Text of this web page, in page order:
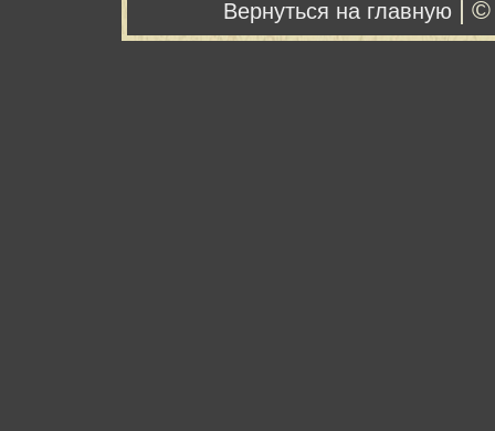
Вернуться на главную |